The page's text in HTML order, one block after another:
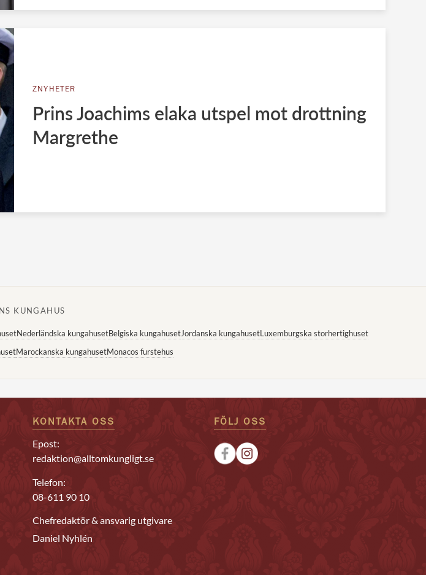
ZNYHETER
Prins Joachims elaka utspel mot drottning
Margrethe
KUNGAHUS
Nederländska kungahusetBelgiska kungahusetJordanska kungahusetLuxemburgska storhertighuset
Marockanska kungahusetMonacos furstehus
KONTAKTA OSS
Epost:
redaktion@alltomkungligt.se
Telefon:
08-611 90 10
Chefredaktör & ansvarig utgivare
Daniel Nyhlén
FÖLJ OSS